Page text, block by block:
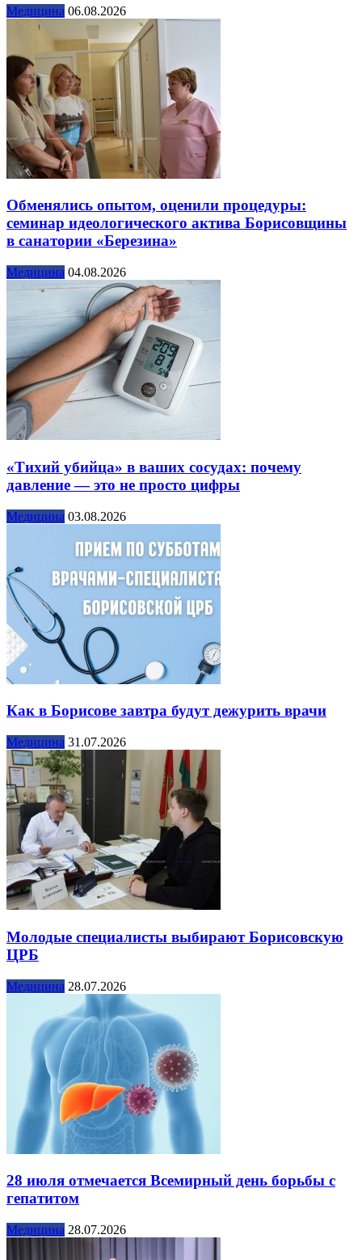
Медицина 06.08.2026
Обменялись опытом, оценили процедуры:
семинар идеологического актива Борисовщины
в санатории «Березина»
Медицина 04.08.2026
«Тихий убийца» в ваших сосудах: почему
давление — это не просто цифры
Медицина 03.08.2026
Как в Борисове завтра будут дежурить врачи
Медицина 31.07.2026
Молодые специалисты выбирают Борисовскую
ЦРБ
Медицина 28.07.2026
28 июля отмечается Всемирный день борьбы с
гепатитом
Медицина 28.07.2026